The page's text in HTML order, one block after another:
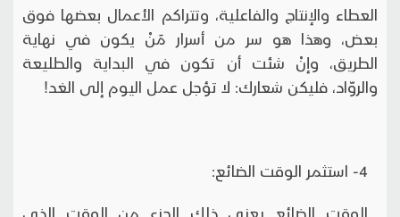
العطاء والإنتاج والفاعلية، وتتراكم الأعمال بعضها فوق
بعض، وهذا هو سر من أسرار مَنْ يكون في نهاية
الطريق، وإنْ شئت أن تكون في البداية والطليعة
والروّاد، فليكن شعارك: لا تؤجل عمل اليوم إلى الغد!
4- استثمر الوقت الضائع:
الوقت الضائع يعني ذلك الجزء من الوقت الذي